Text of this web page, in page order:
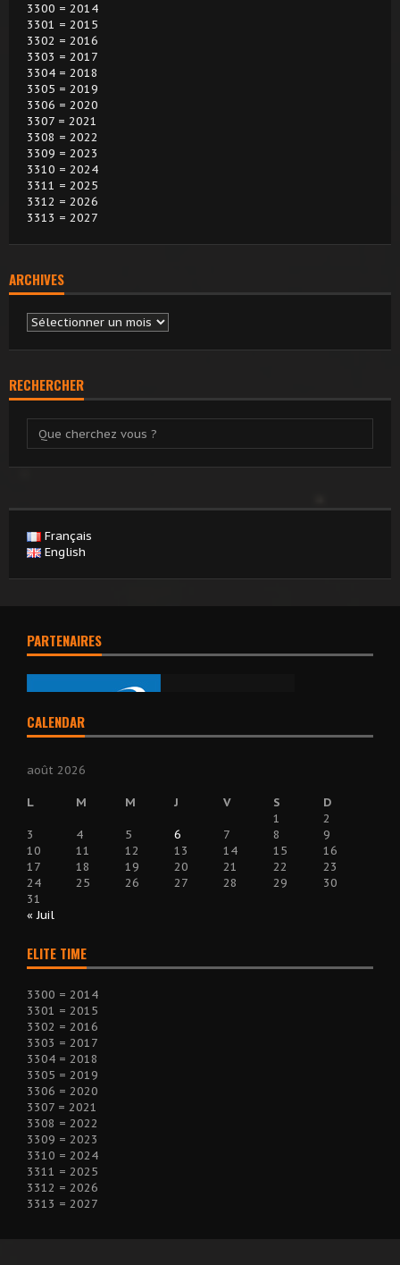
3300 = 2014
3301 = 2015
3302 = 2016
3303 = 2017
3304 = 2018
3305 = 2019
3306 = 2020
3307 = 2021
3308 = 2022
3309 = 2023
3310 = 2024
3311 = 2025
3312 = 2026
3313 = 2027
ARCHIVES
Archives
RECHERCHER
Français
English
PARTENAIRES
CALENDAR
août 2026
L M M J V S
D
1
2
3
4 5 6 7 8
9
10
11 12 13 14 15
16
17
18 19 20 21 22
23
24
25 26 27 28 29
30
31
« Juil
ELITE TIME
3300 = 2014
3301 = 2015
3302 = 2016
3303 = 2017
3304 = 2018
3305 = 2019
3306 = 2020
3307 = 2021
3308 = 2022
3309 = 2023
3310 = 2024
3311 = 2025
3312 = 2026
3313 = 2027